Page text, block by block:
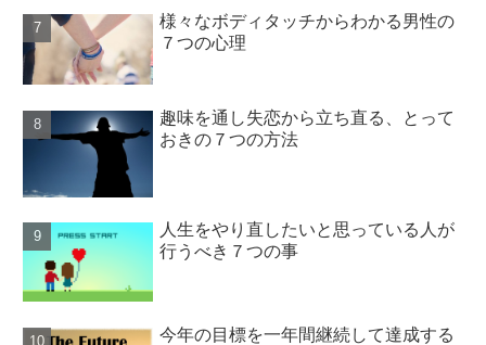
様々なボディタッチからわかる男性の
７つの心理
趣味を通し失恋から立ち直る、とって
おきの７つの方法
人生をやり直したいと思っている人が
行うべき７つの事
今年の目標を一年間継続して達成する